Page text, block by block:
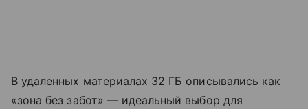
В удаленных материалах 32 ГБ описывались как
«зона без забот» — идеальный выбор для